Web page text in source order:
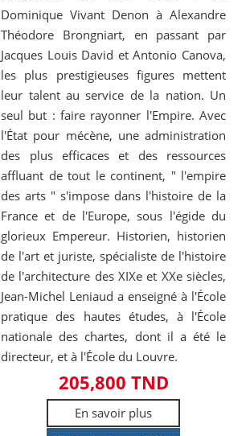
Dominique Vivant Denon à Alexandre
Théodore Brongniart, en passant par
Jacques Louis David et Antonio Canova,
les plus prestigieuses figures mettent
leur talent au service de la nation. Un
seul but : faire rayonner l'Empire. Avec
l'État pour mécène, une administration
des plus efficaces et des ressources
affluant de tout le continent, " l'empire
des arts " s'impose dans l'histoire de la
France et de l'Europe, sous l'égide du
glorieux Empereur. Historien, historien
de l'art et juriste, spécialiste de l'histoire
de l'architecture des XIXe et XXe siècles,
Jean-Michel Leniaud a enseigné à l'École
pratique des hautes études, à l'École
nationale des chartes, dont il a été le
directeur, et à l'École du Louvre.
205,800 TND
En savoir plus